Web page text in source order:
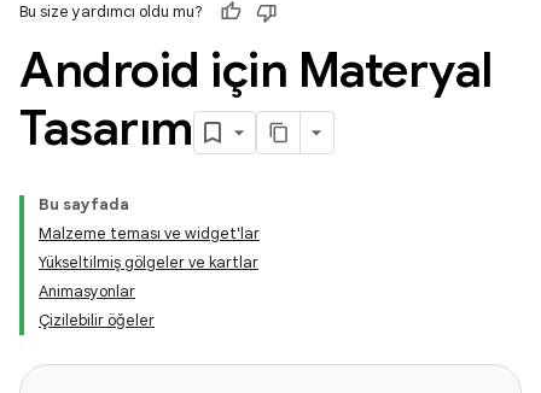
Bu size yardımcı oldu mu?
Android için Materyal
Tasarım
Bu sayfada
Malzeme teması ve widget'lar
Yükseltilmiş gölgeler ve kartlar
Animasyonlar
Çizilebilir öğeler